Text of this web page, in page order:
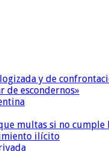
y de
de escondernos»
multas si no cumple
ilícito